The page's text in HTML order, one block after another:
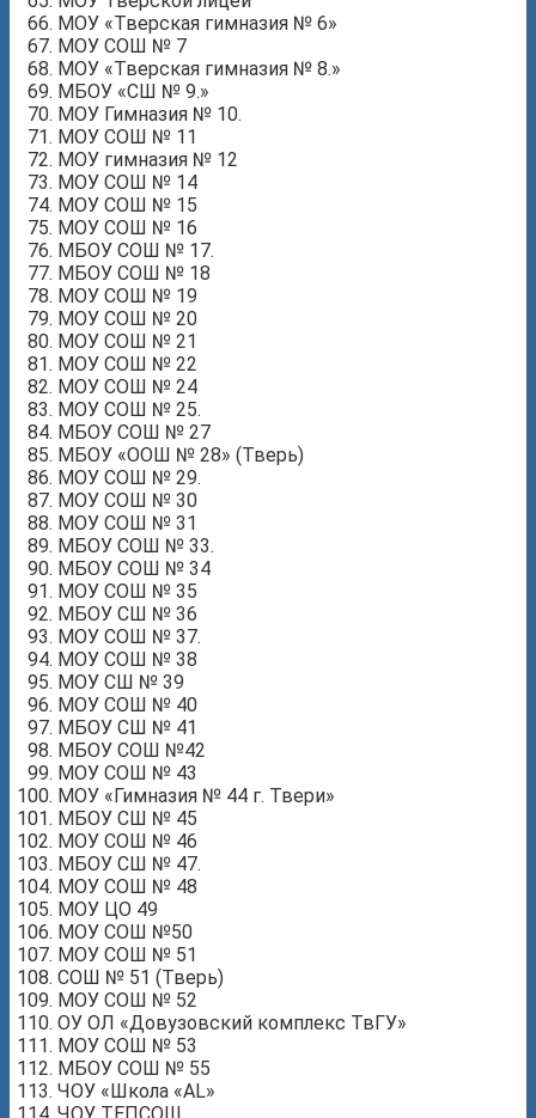
МОУ «Тверская гимназия № 6»
МОУ СОШ № 7
МОУ «Тверская гимназия № 8.»
МБОУ «СШ № 9.»
МОУ Гимназия № 10.
МОУ СОШ № 11
МОУ гимназия № 12
МОУ СОШ № 14
МОУ СОШ № 15
МОУ СОШ № 16
МБОУ СОШ № 17.
МБОУ СОШ № 18
МОУ СОШ № 19
МОУ СОШ № 20
МОУ СОШ № 21
МОУ СОШ № 22
МОУ СОШ № 24
МОУ СОШ № 25.
МБОУ СОШ № 27
МБОУ «ООШ № 28» (Тверь)
МОУ СОШ № 29.
МОУ СОШ № 30
МОУ СОШ № 31
МБОУ СОШ № 33.
МБОУ СОШ № 34
МОУ СОШ № 35
МБОУ СШ № 36
МОУ СОШ № 37.
МОУ СОШ № 38
МОУ СШ № 39
МОУ СОШ № 40
МБОУ СШ № 41
МБОУ СОШ №42
МОУ СОШ № 43
МОУ «Гимназия № 44 г. Твери»
МБОУ СШ № 45
МОУ СОШ № 46
МБОУ СШ № 47.
МОУ СОШ № 48
МОУ ЦО 49
МОУ СОШ №50
МОУ СОШ № 51
СОШ № 51 (Тверь)
МОУ СОШ № 52
ОУ ОЛ «Довузовский комплекс ТвГУ»
МОУ СОШ № 53
МБОУ СОШ № 55
ЧОУ «Школа «AL»
ЧОУ ТЕПСОШ